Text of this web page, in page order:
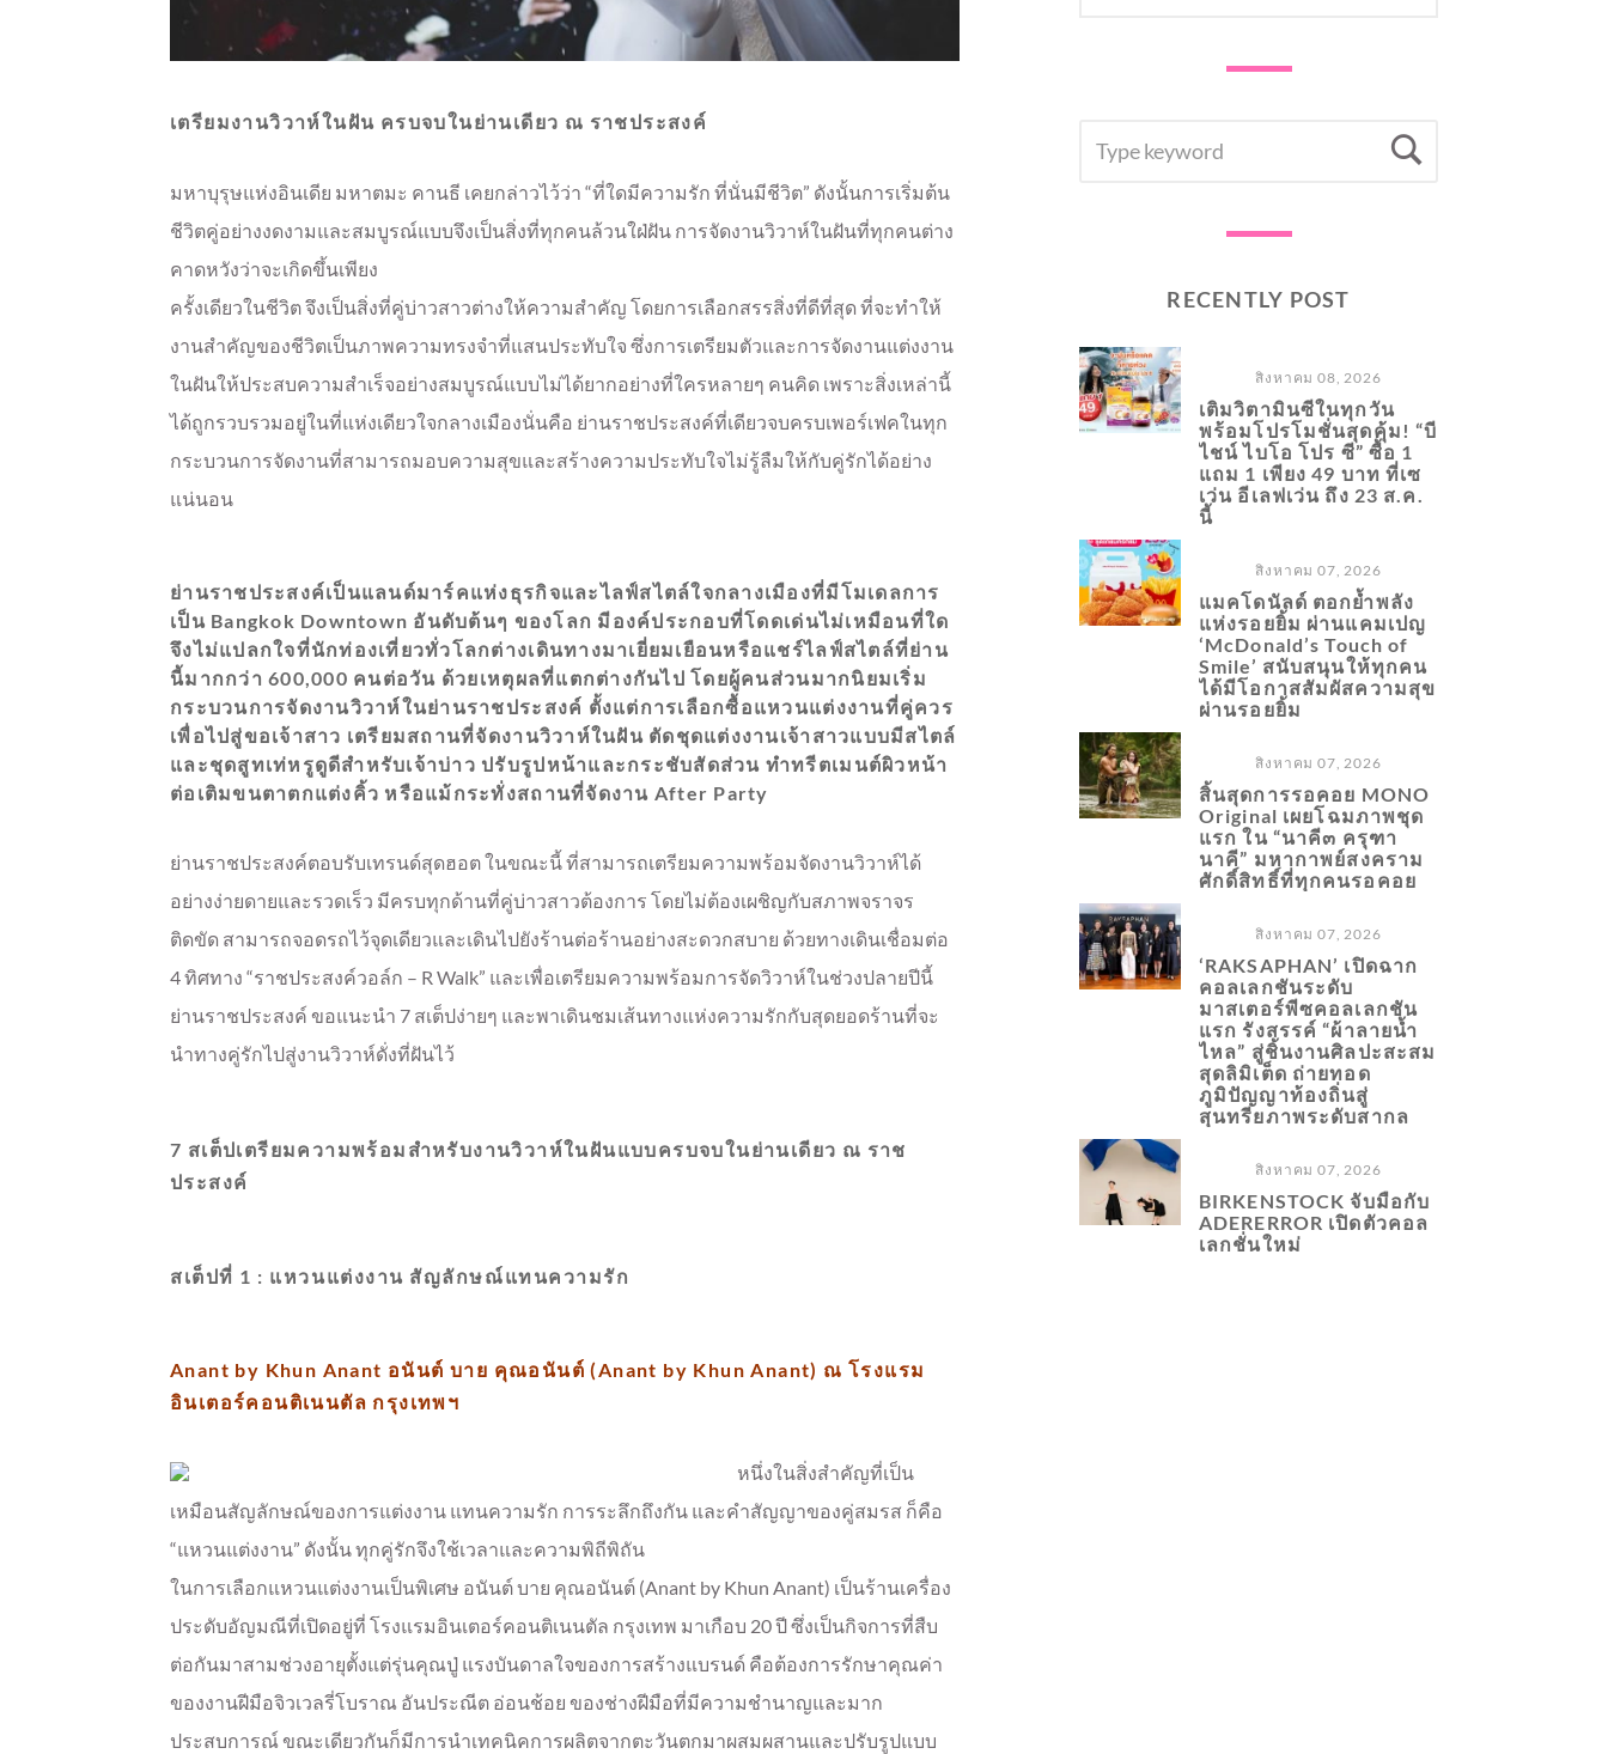
เตรียมงานวิวาห์ในฝัน ครบจบในย่านเดียว ณ ราชประสงค์
มหาบุรุษแห่งอินเดีย มหาตมะ คานธี เคยกล่าวไว้ว่า “ที่ใดมีความรัก ที่นั่นมีชีวิต” ดังนั้นการเริ่มต้น
ชีวิตคู่อย่างงดงามและสมบูรณ์แบบจึงเป็นสิ่งที่ทุกคนล้วนใฝ่ฝัน การจัดงานวิวาห์ในฝันที่ทุกคนต่าง
คาดหวังว่าจะเกิดขึ้นเพียง
ครั้งเดียวในชีวิต จึงเป็นสิ่งที่คู่บ่าวสาวต่างให้ความสำคัญ โดยการเลือกสรรสิ่งที่ดีที่สุด ที่จะทำให้
งานสำคัญของชีวิตเป็นภาพความทรงจำที่แสนประทับใจ ซึ่งการเตรียมตัวและการจัดงานแต่งงาน
ในฝันให้ประสบความสำเร็จอย่างสมบูรณ์แบบไม่ได้ยากอย่างที่ใครหลายๆ คนคิด เพราะสิ่งเหล่านี้
ได้ถูกรวบรวมอยู่ในที่แห่งเดียวใจกลางเมืองนั่นคือ ย่านราชประสงค์ที่เดียวจบครบเพอร์เฟคในทุก
กระบวนการจัดงานที่สามารถมอบความสุขและสร้างความประทับใจไม่รู้ลืมให้กับคู่รักได้อย่าง
แน่นอน
ย่านราชประสงค์เป็นแลนด์มาร์คแห่งธุรกิจและไลฟ์สไตล์ใจกลางเมืองที่มีโมเดลการ
เป็น Bangkok Downtown อันดับต้นๆ ของโลก มีองค์ประกอบที่โดดเด่นไม่เหมือนที่ใด
จึงไม่แปลกใจที่นักท่องเที่ยวทั่วโลกต่างเดินทางมาเยี่ยมเยือนหรือแชร์ไลฟ์สไตล์ที่ย่าน
นี้มากกว่า 600,000 คนต่อวัน ด้วยเหตุผลที่แตกต่างกันไป โดยผู้คนส่วนมากนิยมเริ่ม
กระบวนการจัดงานวิวาห์ในย่านราชประสงค์ ตั้งแต่การเลือกซื้อแหวนแต่งงานที่คู่ควร
เพื่อไปสู่ขอเจ้าสาว เตรียมสถานที่จัดงานวิวาห์ในฝัน ตัดชุดแต่งงานเจ้าสาวแบบมีสไตล์
และชุดสูทเท่หรูดูดีสำหรับเจ้าบ่าว ปรับรูปหน้าและกระชับสัดส่วน ทำทรีตเมนต์ผิวหน้า
ต่อเติมขนตาตกแต่งคิ้ว หรือแม้กระทั่งสถานที่จัดงาน After Party
ย่านราชประสงค์ตอบรับเทรนด์สุดฮอต ในขณะนี้ ที่สามารถเตรียมความพร้อมจัดงานวิวาห์ได้
อย่างง่ายดายและรวดเร็ว มีครบทุกด้านที่คู่บ่าวสาวต้องการ โดยไม่ต้องเผชิญกับสภาพจราจร
ติดขัด สามารถจอดรถไว้จุดเดียวและเดินไปยังร้านต่อร้านอย่างสะดวกสบาย ด้วยทางเดินเชื่อมต่อ
4 ทิศทาง “ราชประสงค์วอล์ก – R Walk” และเพื่อเตรียมความพร้อมการจัดวิวาห์ในช่วงปลายปีนี้
ย่านราชประสงค์ ขอแนะนำ 7 สเต็ปง่ายๆ และพาเดินชมเส้นทางแห่งความรักกับสุดยอดร้านที่จะ
นำทางคู่รักไปสู่งานวิวาห์ดั่งที่ฝันไว้
7 สเต็ปเตรียมความพร้อมสำหรับงานวิวาห์ในฝันแบบครบจบในย่านเดียว ณ ราช
ประสงค์
สเต็ปที่ 1 : แหวนแต่งงาน สัญลักษณ์แทนความรัก
Anant by Khun Anant อนันต์ บาย คุณอนันต์ (Anant by Khun Anant) ณ โรงแรม
อินเตอร์คอนติเนนตัล กรุงเทพฯ
หนึ่งในสิ่งสำคัญที่เป็น
เหมือนสัญลักษณ์ของการแต่งงาน แทนความรัก การระลึกถึงกัน และคำสัญญาของคู่สมรส ก็คือ
“แหวนแต่งงาน” ดังนั้น ทุกคู่รักจึงใช้เวลาและความพิถีพิถัน
ในการเลือกแหวนแต่งงานเป็นพิเศษ อนันต์ บาย คุณอนันต์ (Anant by Khun Anant) เป็นร้านเครื่อง
ประดับอัญมณีที่เปิดอยู่ที่ โรงแรมอินเตอร์คอนติเนนตัล กรุงเทพ มาเกือบ 20 ปี ซึ่งเป็นกิจการที่สืบ
ต่อกันมาสามช่วงอายุตั้งแต่รุ่นคุณปู่ แรงบันดาลใจของการสร้างแบรนด์ คือต้องการรักษาคุณค่า
ของงานฝีมือจิวเวลรี่โบราณ อันประณีต อ่อนช้อย ของช่างฝีมือที่มีความชำนาญและมาก
ประสบการณ์ ขณะเดียวกันก็มีการนำเทคนิคการผลิตจากตะวันตกมาผสมผสานและปรับรูปแบบ
FOR:
RECENTLY POST
สิงหาคม 08, 2026
เติมวิตามินซีในทุกวัน
พร้อมโปรโมชั่นสุดคุ้ม! “บี
ไชน์ ไบโอ โปร ซี” ซื้อ 1
แถม 1 เพียง 49 บาท ที่เซ
เว่น อีเลฟเว่น ถึง 23 ส.ค.
นี้
สิงหาคม 07, 2026
แมคโดนัลด์ ตอกย้ำพลัง
แห่งรอยยิ้ม ผ่านแคมเปญ
‘McDonald’s Touch of
Smile’ สนับสนุนให้ทุกคน
ได้มีโอกาสสัมผัสความสุข
ผ่านรอยยิ้ม
สิงหาคม 07, 2026
สิ้นสุดการรอคอย MONO
Original เผยโฉมภาพชุด
แรก ใน “นาคี๓ ครุฑา
นาคี” มหากาพย์สงคราม
ศักดิ์สิทธิ์ที่ทุกคนรอคอย
สิงหาคม 07, 2026
‘RAKSAPHAN’ เปิดฉาก
คอลเลกชันระดับ
มาสเตอร์พีซคอลเลกชัน
แรก รังสรรค์ “ผ้าลายน้ำ
ไหล” สู่ชิ้นงานศิลปะสะสม
สุดลิมิเต็ด ถ่ายทอด
ภูมิปัญญาท้องถิ่นสู่
สุนทรียภาพระดับสากล
สิงหาคม 07, 2026
BIRKENSTOCK จับมือกับ
ADERERROR เปิดตัวคอล
เลกชั่นใหม่